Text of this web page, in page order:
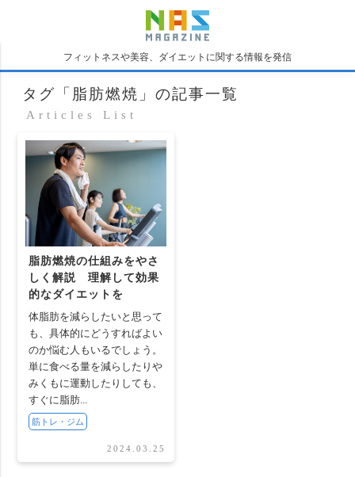
フィットネスや美容、ダイエットに関する情報を発信
タグ「脂肪燃焼」の記事一覧
Articles List
脂肪燃焼の仕組みをやさ
しく解説 理解して効果
的なダイエットを
体脂肪を減らしたいと思って
も、具体的にどうすればよい
のか悩む人もいるでしょう。
単に食べる量を減らしたりや
みくもに運動したりしても、
すぐに脂肪...
筋トレ・ジム
2024.03.25